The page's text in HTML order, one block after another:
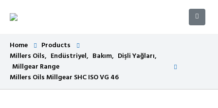
Home
Products
Millers Oils, Endüstriyel, Bakım, Dişli Yağları,
Millgear Range
Millers Oils Millgear SHC ISO VG 46